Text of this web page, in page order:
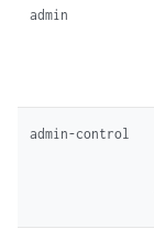
admin
admin-control